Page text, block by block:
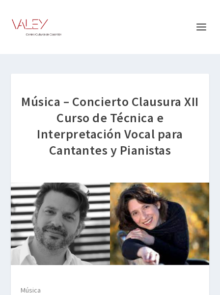
Música – Concierto Clausura XII
Curso de Técnica e
Interpretación Vocal para
Cantantes y Pianistas
Música